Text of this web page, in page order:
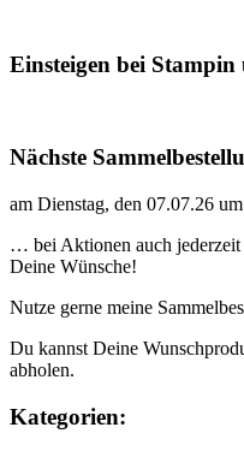
Einsteigen bei Stampin
Nächste
am Dienstag, den 07.07.26
… bei Aktionen auch jederzeit
Deine Wünsche!
Nutze gerne meine
Du kannst Deine
abholen.
Kategorien: